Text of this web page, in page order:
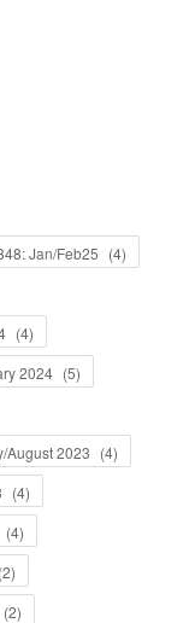
Jan/Feb25 (4)
(4)
2024 (5)
August 2023 (4)
(4)
(4)
(2)
(2)